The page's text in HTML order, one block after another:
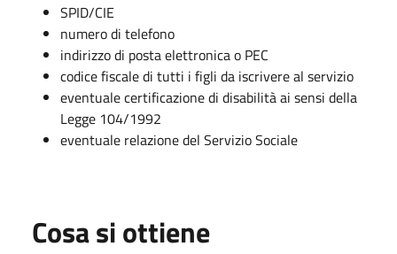
SPID/CIE
numero di telefono
indirizzo di posta elettronica o PEC
codice fiscale di tutti i figli da iscrivere al servizio
eventuale certificazione di disabilità ai sensi della
Legge 104/1992
eventuale relazione del Servizio Sociale
Cosa si ottiene